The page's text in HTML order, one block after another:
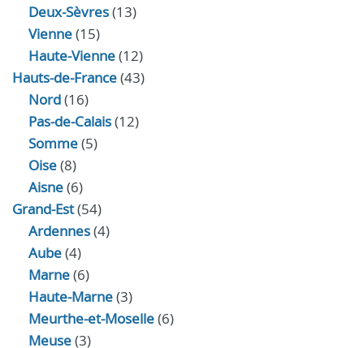
Deux-Sèvres(13)
Vienne(15)
Haute-Vienne(12)
Hauts-de-France(43)
Nord(16)
Pas-de-Calais(12)
Somme(5)
Oise(8)
Aisne(6)
Grand-Est(54)
Ardennes(4)
Aube(4)
Marne(6)
Haute-Marne(3)
Meurthe-et-Moselle(6)
Meuse(3)